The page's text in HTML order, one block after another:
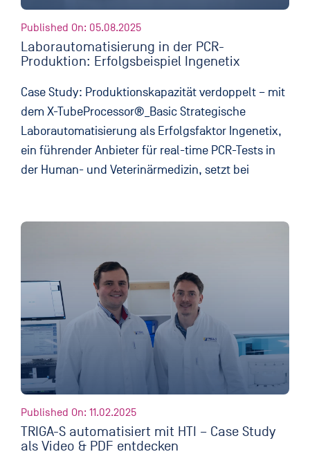
Published On: 05.08.2025
Laborautomatisierung in der PCR-
Produktion: Erfolgsbeispiel Ingenetix
Case Study: Produktionskapazität verdoppelt – mit
dem X-TubeProcessor®_Basic Strategische
Laborautomatisierung als Erfolgsfaktor Ingenetix,
ein führender Anbieter für real-time PCR-Tests in
der Human- und Veterinärmedizin, setzt bei
Published On: 11.02.2025
TRIGA-S automatisiert mit HTI – Case Study
als Video & PDF entdecken